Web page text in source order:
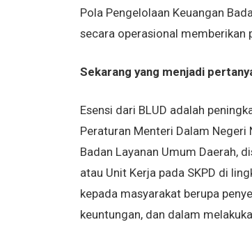
Pola Pengelolaan Keuangan
secara operasional memberikan
Sekarang yang menjadi
Esensi dari BLUD adalah
Peraturan Menteri Dalam Negeri
Badan Layanan Umum Daerah,
atau Unit Kerja pada SKPD di
kepada masyarakat berupa
keuntungan, dan dalam